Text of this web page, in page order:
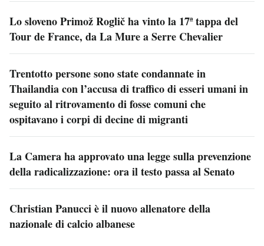
Lo sloveno Primož Roglič ha vinto la 17ª tappa del
Tour de France, da La Mure a Serre Chevalier
Trentotto persone sono state condannate in
Thailandia con l’accusa di traffico di esseri umani in
seguito al ritrovamento di fosse comuni che
ospitavano i corpi di decine di migranti
La Camera ha approvato una legge sulla prevenzione
della radicalizzazione: ora il testo passa al Senato
Christian Panucci è il nuovo allenatore della
nazionale di calcio albanese